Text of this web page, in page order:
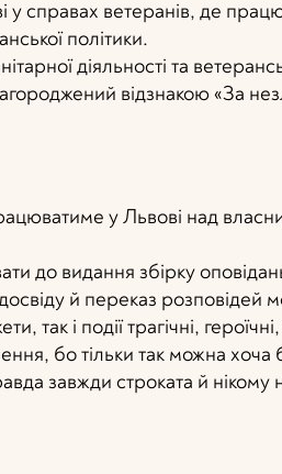
у справах ветеранів, де
політики.
діяльності та
відзнакою «За
у Львові над
до видання збірку
й переказ розповідей
так і події трагічні,
бо тільки так можна хоча
завжди строката й нікому